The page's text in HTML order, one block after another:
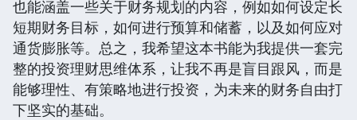
也能涵盖一些关于财务规划的内容，例如如何设定长
短期财务目标，如何进行预算和储蓄，以及如何应对
通货膨胀等。总之，我希望这本书能为我提供一套完
整的投资理财思维体系，让我不再是盲目跟风，而是
能够理性、有策略地进行投资，为未来的财务自由打
下坚实的基础。